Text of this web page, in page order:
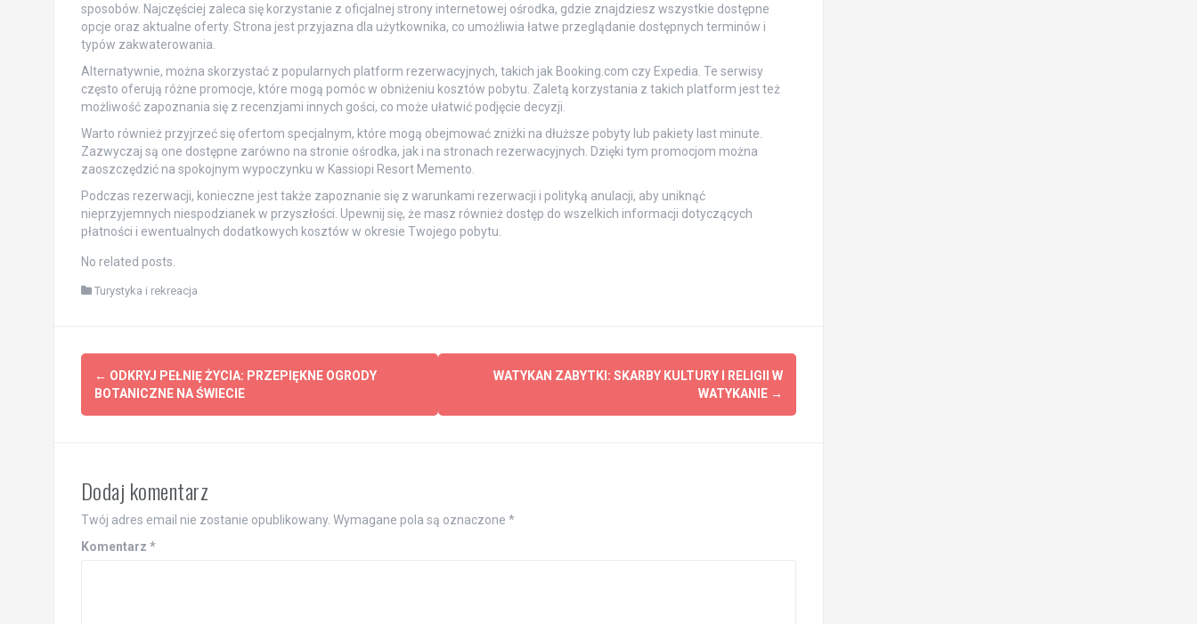
sposobów. Najczęściej zaleca się korzystanie z oficjalnej strony internetowej ośrodka, gdzie znajdziesz wszystkie dostępne
opcje oraz aktualne oferty. Strona jest przyjazna dla użytkownika, co umożliwia łatwe przeglądanie dostępnych terminów i
typów zakwaterowania.
Alternatywnie, można skorzystać z popularnych platform rezerwacyjnych, takich jak Booking.com czy Expedia. Te serwisy
często oferują różne promocje, które mogą pomóc w obniżeniu kosztów pobytu. Zaletą korzystania z takich platform jest też
możliwość zapoznania się z recenzjami innych gości, co może ułatwić podjęcie decyzji.
Warto również przyjrzeć się ofertom specjalnym, które mogą obejmować zniżki na dłuższe pobyty lub pakiety last minute.
Zazwyczaj są one dostępne zarówno na stronie ośrodka, jak i na stronach rezerwacyjnych. Dzięki tym promocjom można
zaoszczędzić na spokojnym wypoczynku w Kassiopi Resort Memento.
Podczas rezerwacji, konieczne jest także zapoznanie się z warunkami rezerwacji i polityką anulacji, aby uniknąć
nieprzyjemnych niespodzianek w przyszłości. Upewnij się, że masz również dostęp do wszelkich informacji dotyczących
płatności i ewentualnych dodatkowych kosztów w okresie Twojego pobytu.
No related posts.
Turystyka i rekreacja
Post
navigation
← ODKRYJ PEŁNIĘ ŻYCIA: PRZEPIĘKNE OGRODY
BOTANICZNE NA ŚWIECIE
WATYKAN ZABYTKI: SKARBY KULTURY I RELIGII W
WATYKANIE →
Dodaj komentarz
Twój adres email nie zostanie opublikowany. Wymagane pola są oznaczone *
Komentarz *